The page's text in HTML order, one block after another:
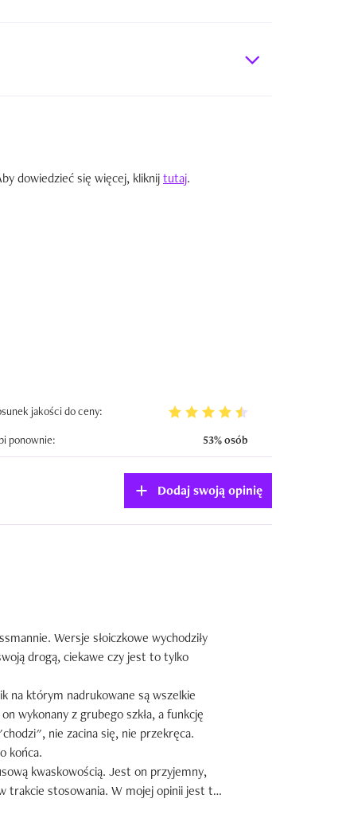
dowiedzieć się więcej, kliknijtutaj.
jakości do ceny:
ponownie: 53% osób
Dodaj swoją opinię
Wersje słoiczkowe wychodziły
drogą, ciekawe czy jest to tylko
na którym nadrukowane są wszelkie
wykonany z grubego szkła, a funkcję
nie zacina się, nie przekręca.
końca.
kwaskowością. Jest on przyjemny,
trakcie stosowania. W mojej opinii jest to